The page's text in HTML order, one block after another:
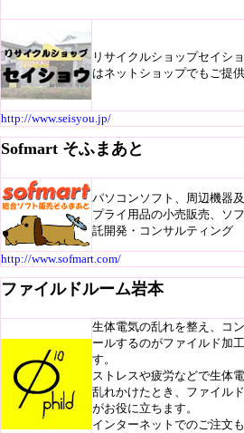
リサイクルショップセイシ
はネットショップでもご提
http://www.seisyou.jp/
Sofmart そふまあと
パソコンソフト、周辺機器
プライ用品の小売販売、ソ
託開発・コンサルティング
http://www.sofmart.com/
ファイルドルーム岩本
生体電気の乱れを整え、コ
ールするのがファイルド加
す。
ストレスや疲労などで生体
乱れかけたとき、ファイル
がお役に立ちます。
インターネットでのご注文